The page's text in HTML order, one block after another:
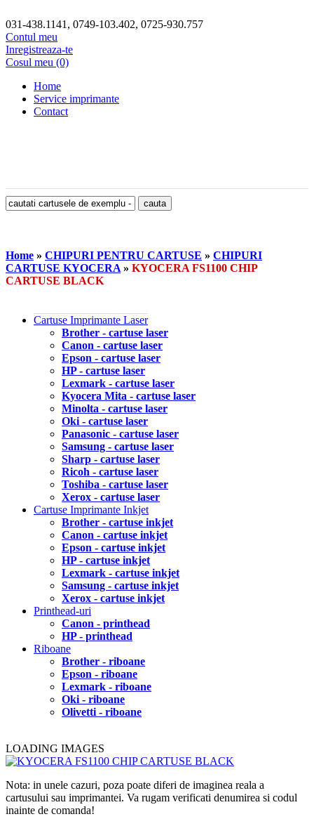
031-438.1141, 0749-103.402, 0725-930.757
Contul meu
Inregistreaza-te
Cosul meu (0)
Home
Service imprimante
Contact
Home » CHIPURI PENTRU CARTUSE » CHIPURI
CARTUSE KYOCERA » KYOCERA FS1100 CHIP
CARTUSE BLACK
Cartuse Imprimante Laser
Brother - cartuse laser
Canon - cartuse laser
Epson - cartuse laser
HP - cartuse laser
Lexmark - cartuse laser
Kyocera Mita - cartuse laser
Minolta - cartuse laser
Oki - cartuse laser
Panasonic - cartuse laser
Samsung - cartuse laser
Sharp - cartuse laser
Ricoh - cartuse laser
Toshiba - cartuse laser
Xerox - cartuse laser
Cartuse Imprimante Inkjet
Brother - cartuse inkjet
Canon - cartuse inkjet
Epson - cartuse inkjet
HP - cartuse inkjet
Lexmark - cartuse inkjet
Samsung - cartuse inkjet
Xerox - cartuse inkjet
Printhead-uri
Canon - printhead
HP - printhead
Riboane
Brother - riboane
Epson - riboane
Lexmark - riboane
Oki - riboane
Olivetti - riboane
LOADING IMAGES
Nota: in unele cazuri, poza poate diferi de imaginea reala a
cartusului sau imprimantei. Va rugam verificati denumirea si codul
inainte de comanda!